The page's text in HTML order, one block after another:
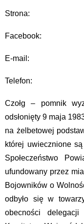
Strona:
Facebook:
E-mail:
Telefon:
Czołg – pomnik
odsłonięty 9 maja
na żelbetowej
której uwiecznione
Społeczeństwo
ufundowany przez
Bojowników o
odbyło się w
obecności delegacji